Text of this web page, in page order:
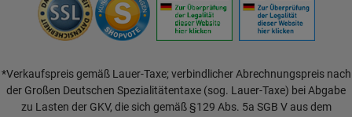
*Verkaufspreis gemäß Lauer-Taxe; verbindlicher Abrechnungspreis nach
der Großen Deutschen Spezialitätentaxe (sog. Lauer-Taxe) bei Abgabe
zu Lasten der GKV, die sich gemäß §129 Abs. 5a SGB V aus dem